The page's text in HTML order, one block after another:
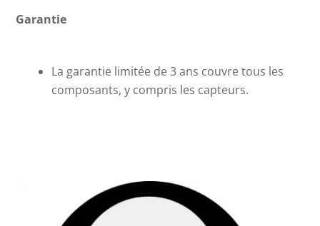
Garantie
La garantie limitée de 3 ans couvre tous les
composants, y compris les capteurs.